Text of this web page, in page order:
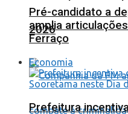
2026
Pré-candidato a
amplia
Ferraço
Economia
Prefeitura